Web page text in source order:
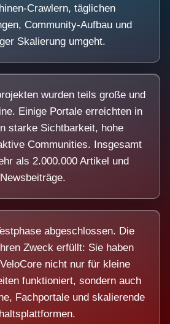
Crawlern, täglichen
Community-Aufbau und
Skalierung umgeht.
wurden teils große und
Einige Portale erreichten in
starke Sichtbarkeit, hohe
Communities. Insgesamt
als 2.000.000 Artikel und
Newsbeiträge.
abgeschlossen. Die
Zweck erfüllt: Sie haben
nicht nur für kleine
funktioniert, sondern auch
Fachportale und skalierende